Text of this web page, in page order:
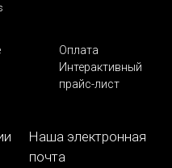
Оплата
Интерактивный
прайс-лист
Наша электронная
почта